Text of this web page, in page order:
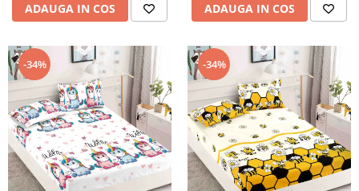
ADAUGA IN COS ADAUGA IN COS
-34% -34%